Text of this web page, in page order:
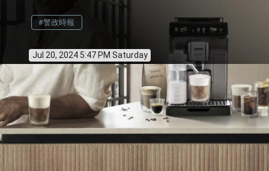
#警政時報
Jul 20, 2024 5:47 PM Saturday